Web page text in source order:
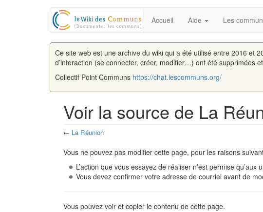
Accueil Aide Les
Ce site web est une archive du wiki qui a été utilisé entre 2016 et
d’interaction (se connecter, créer, modifier…) ont été supprimées
Collectif Point Communs https://chat.lescommuns.org/
Voir la source de La
← La Réunion
Vous ne pouvez pas modifier cette page, pour les raisons
L’action que vous essayez de réaliser n’est permise qu’aux
Vous devez confirmer votre adresse de courriel avant de
Vous pouvez voir et copier le contenu de cette page.